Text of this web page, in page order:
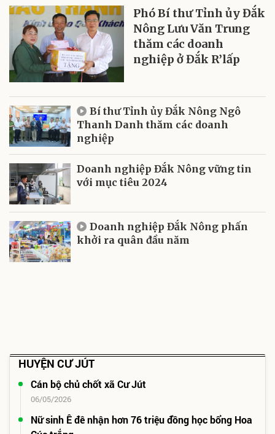
Phó Bí thư Tỉnh ủy Đắk
Nông Lưu Văn Trung
thăm các doanh
nghiệp ở Đắk R’lấp
Bí thư Tỉnh ủy Đắk Nông Ngô
Thanh Danh thăm các doanh
nghiệp
Doanh nghiệp Đắk Nông vững tin
với mục tiêu 2024
Doanh nghiệp Đắk Nông phấn
khởi ra quân đầu năm
HUYỆN CƯ JÚT
Cán bộ chủ chốt xã Cư Jút
06/05/2026
Nữ sinh Ê đê nhận hơn 76 triệu đồng học bổng Hoa